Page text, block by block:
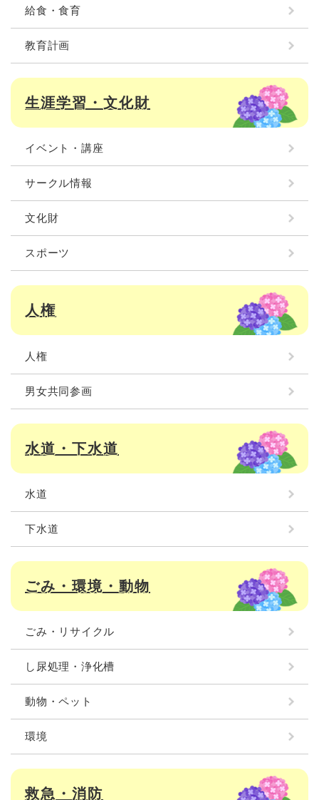
給食・食育
教育計画
生涯学習・文化財
イベント・講座
サークル情報
文化財
スポーツ
人権
人権
男女共同参画
水道・下水道
水道
下水道
ごみ・環境・動物
ごみ・リサイクル
し尿処理・浄化槽
動物・ペット
環境
救急・消防